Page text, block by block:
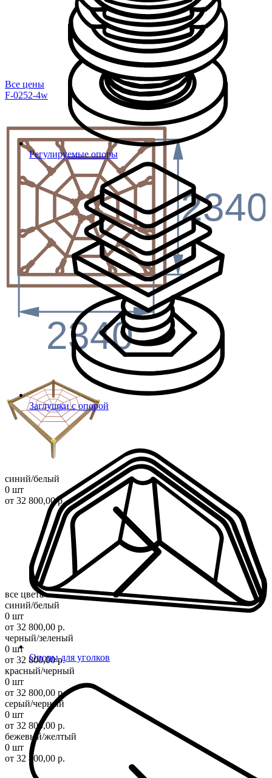
Регулируемые опоры
Заглушки с опорой
Опоры для уголков
Все цены
F-0252-4w
2340
2340
синий/белый
0 шт
от 32 800,00 р.
все цвета
синий/белый
0 шт
от 32 800,00 р.
черный/зеленый
0 шт
от 32 800,00 р.
красный/черный
0 шт
от 32 800,00 р.
серый/черный
0 шт
от 32 800,00 р.
бежевый/желтый
0 шт
от 32 800,00 р.